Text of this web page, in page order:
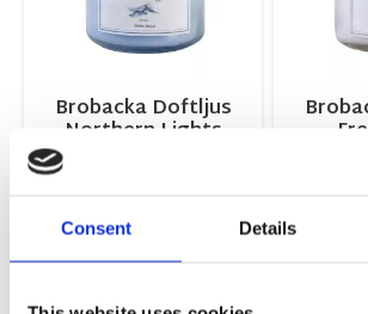
Consent Details
Brobacka Doftljus
Northern Lights